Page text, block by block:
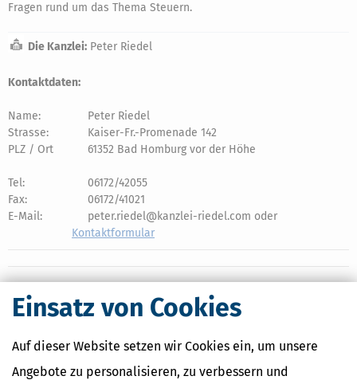
Einsatz von Cookies
Auf dieser Website setzen wir Cookies ein, um unsere
Angebote zu personalisieren, zu verbessern und
Fragen rund um das Thema Steuern.
Die Kanzlei: Peter Riedel
Kontaktdaten:
Name:
Peter Riedel
Strasse:
Kaiser-Fr.-Promenade 142
PLZ / Ort
61352 Bad Homburg vor der Höhe
Tel:
06172/42055
Fax:
06172/41021
E-Mail:
peter.riedel@kanzlei-riedel.com oder
Kontaktformular